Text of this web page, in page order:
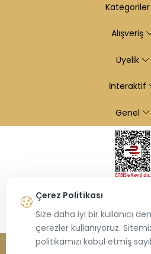
Kategoriler
Alışveriş
Üyelik
İnteraktif
Genel
© 2026 Kiraz Altın- Tüm
Çerez Politikası
Size daha iyi bir kullanıcı
çerezler kullanıyoruz.
politikamızı kabul etmiş